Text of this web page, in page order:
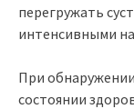
перегружать
интенсивными
При
состоянии